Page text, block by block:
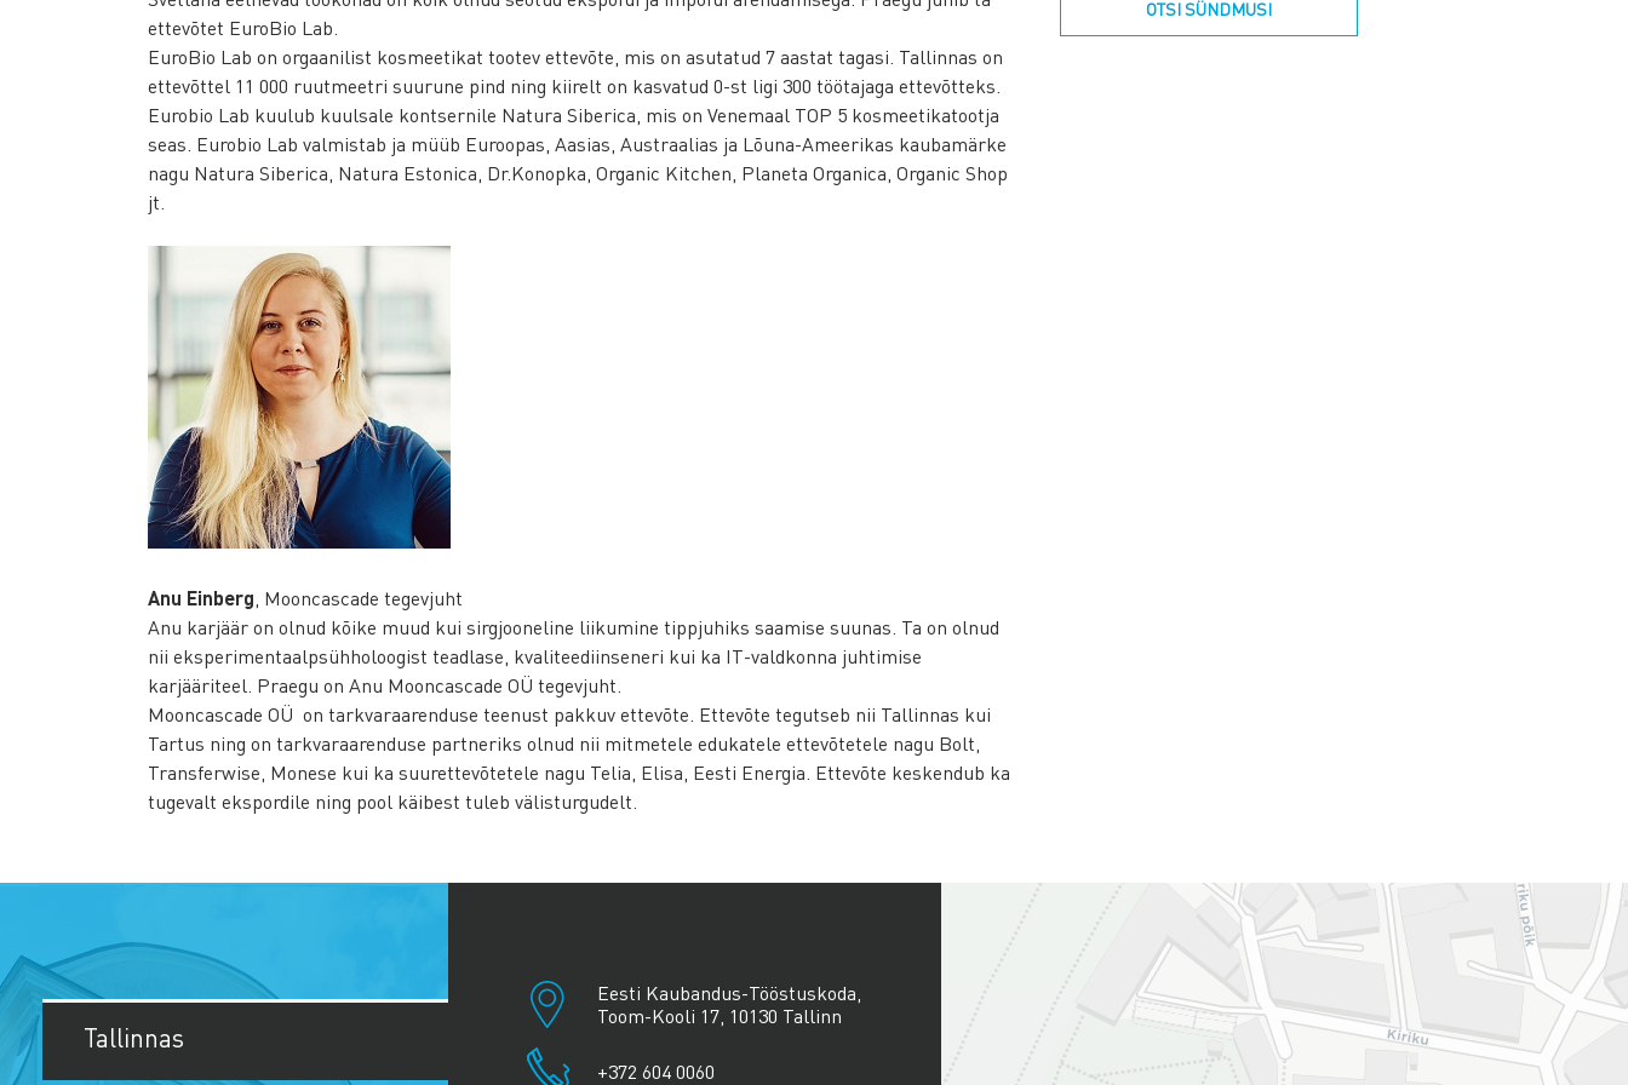
ettevõtet EuroBio Lab.
EuroBio Lab on orgaanilist kosmeetikat tootev ettevõte, mis on asutatud 7 aastat tagasi. Tallinnas on
ettevõttel 11 000 ruutmeetri suurune pind ning kiirelt on kasvatud 0-st ligi 300 töötajaga ettevõtteks.
Eurobio Lab kuulub kuulsale kontsernile Natura Siberica, mis on Venemaal TOP 5 kosmeetikatootja
seas. Eurobio Lab valmistab ja müüb Euroopas, Aasias, Austraalias ja Lõuna-Ameerikas kaubamärke
nagu Natura Siberica, Natura Estonica, Dr.Konopka, Organic Kitchen, Planeta Organica, Organic Shop
jt.
Anu Einberg , Mooncascade tegevjuht
Anu karjäär on olnud kõike muud kui sirgjooneline liikumine tippjuhiks saamise suunas. Ta on olnud
nii eksperimentaalpsühholoogist teadlase, kvaliteediinseneri kui ka IT-valdkonna juhtimise
karjääriteel. Praegu on Anu Mooncascade OÜ tegevjuht.
Mooncascade OÜ on tarkvaraarenduse teenust pakkuv ettevõte. Ettevõte tegutseb nii Tallinnas kui
Tartus ning on tarkvaraarenduse partneriks olnud nii mitmetele edukatele ettevõtetele nagu Bolt,
Transferwise, Monese kui ka suurettevõtetele nagu Telia, Elisa, Eesti Energia. Ettevõte keskendub ka
tugevalt ekspordile ning pool käibest tuleb välisturgudelt.
OTSI SÜNDMUSI
Tallinnas
Eesti Kaubandus-Tööstuskoda,
Toom-Kooli 17, 10130 Tallinn
+372 604 0060